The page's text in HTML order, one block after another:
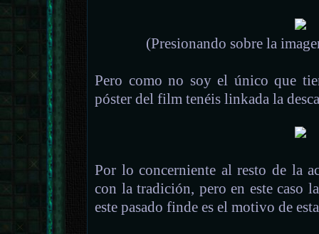
(Presionando sobre la
Pero como no soy el único que
póster del film tenéis linkada la
Por lo concerniente al resto de la
con la tradición, pero en este caso
este pasado finde es el motivo de